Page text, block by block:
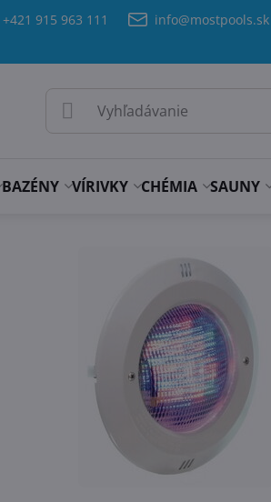
+421 915 963 111 info@mostpools.sk
BAZÉNY VÍRIVKY CHÉMIA SAUNY